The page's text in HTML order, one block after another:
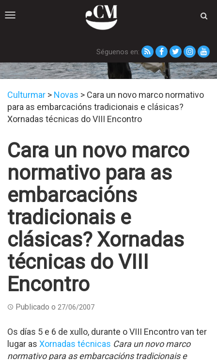
Toggle
Séguenos en:
Novas
Culturmar > Novas > Cara un novo marco normativo
para as embarcacións tradicionais e clásicas?
Xornadas técnicas do VIII Encontro
Cara un novo marco
normativo para as
embarcacións
tradicionais e
clásicas? Xornadas
técnicas do VIII
Encontro
Publicado o 27/06/2007
Os días 5 e 6 de xullo, durante o VIII Encontro van ter
lugar as Xornadas técnicas Cara un novo marco
normativo para as embarcacións tradicionais e